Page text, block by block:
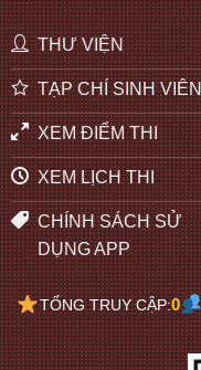
THƯ VIỆN
TẠP CHÍ SINH VIÊN
XEM ĐIỂM THI
XEM LỊCH THI
CHÍNH SÁCH SỬ
DỤNG APP
TỔNG TRUY CẬP:0